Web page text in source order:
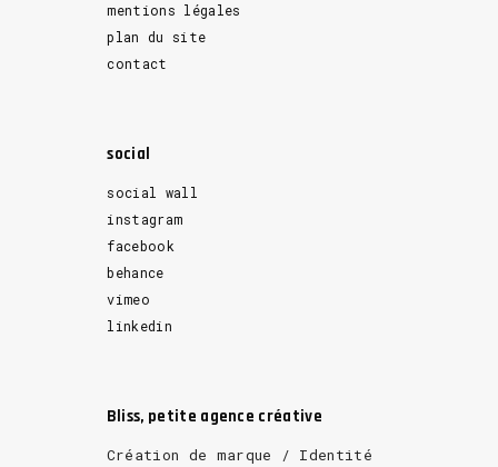
mentions légales
plan du site
contact
social
social wall
instagram
facebook
behance
vimeo
linkedin
Bliss, petite agence créative
Création de marque / Identité